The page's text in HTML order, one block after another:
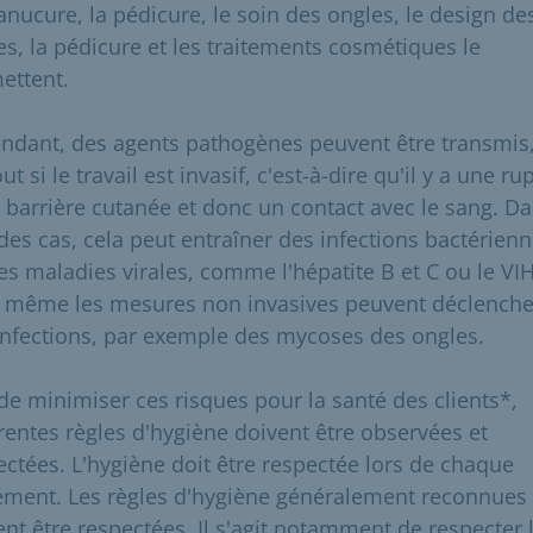
la pédicure, le soin des ongles, le design
la pédicure et les traitements cosmétiques le
des agents pathogènes peuvent être
si le travail est invasif, c'est-à-dire qu'il y a une
barrière cutanée et donc un contact avec le sang.
cas, cela peut entraîner des infections
maladies virales, comme l'hépatite B et C ou le
les mesures non invasives peuvent
par exemple des mycoses des ongles.
minimiser ces risques pour la santé des clients*,
règles d'hygiène doivent être observées et
L'hygiène doit être respectée lors de chaque
Les règles d'hygiène généralement reconnues